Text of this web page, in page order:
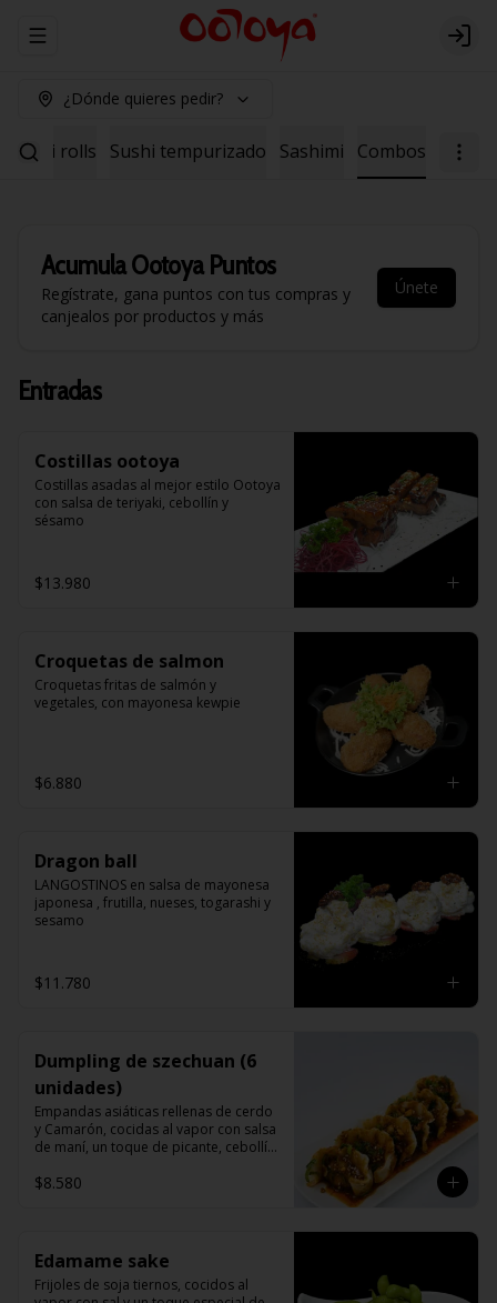
Abrir menu de navegación Login
¿Dónde quieres pedir?
Sushi rolls Sushi tempurizado Sashimi Combos
AcumulaOotoya Puntos
Regístrate, gana puntos con tus compras y
canjealos por productos y más
Únete
Entradas
Costillas ootoya
Costillas asadas al mejor estilo Ootoya
con salsa de teriyaki, cebollín y
sésamo
$13.980
Croquetas de salmon
Croquetas fritas de salmón y
vegetales, con mayonesa kewpie
$6.880
Dragon ball
LANGOSTINOS en salsa de mayonesa
japonesa , frutilla, nueses, togarashi y
sesamo
$11.780
Dumpling de szechuan (6
unidades)
Empandas asiáticas rellenas de cerdo
y Camarón, cocidas al vapor con salsa
de maní, un toque de picante, cebollín
$8.580
Edamame sake
Frijoles de soja tiernos, cocidos al